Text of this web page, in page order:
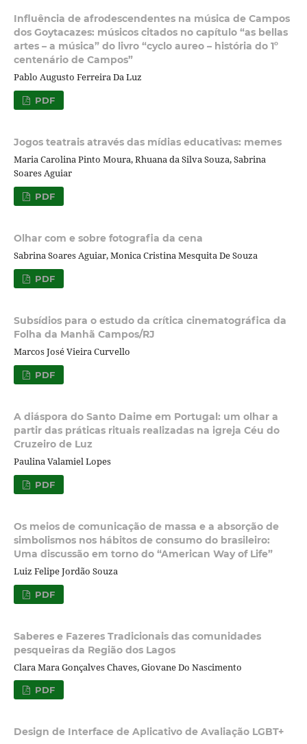
Influência de afrodescendentes na música de Campos
dos Goytacazes: músicos citados no capítulo “as bellas
artes – a música” do livro “cyclo aureo – história do 1º
centenário de Campos”
Pablo Augusto Ferreira Da Luz
PDF
Jogos teatrais através das mídias educativas: memes
Maria Carolina Pinto Moura, Rhuana da Silva Souza, Sabrina
Soares Aguiar
PDF
Olhar com e sobre fotografia da cena
Sabrina Soares Aguiar, Monica Cristina Mesquita De Souza
PDF
Subsídios para o estudo da crítica cinematográfica da
Folha da Manhã Campos/RJ
Marcos José Vieira Curvello
PDF
A diáspora do Santo Daime em Portugal: um olhar a
partir das práticas rituais realizadas na igreja Céu do
Cruzeiro de Luz
Paulina Valamiel Lopes
PDF
Os meios de comunicação de massa e a absorção de
simbolismos nos hábitos de consumo do brasileiro:
Uma discussão em torno do “American Way of Life”
Luiz Felipe Jordão Souza
PDF
Saberes e Fazeres Tradicionais das comunidades
pesqueiras da Região dos Lagos
Clara Mara Gonçalves Chaves, Giovane Do Nascimento
PDF
Design de Interface de Aplicativo de Avaliação LGBT+